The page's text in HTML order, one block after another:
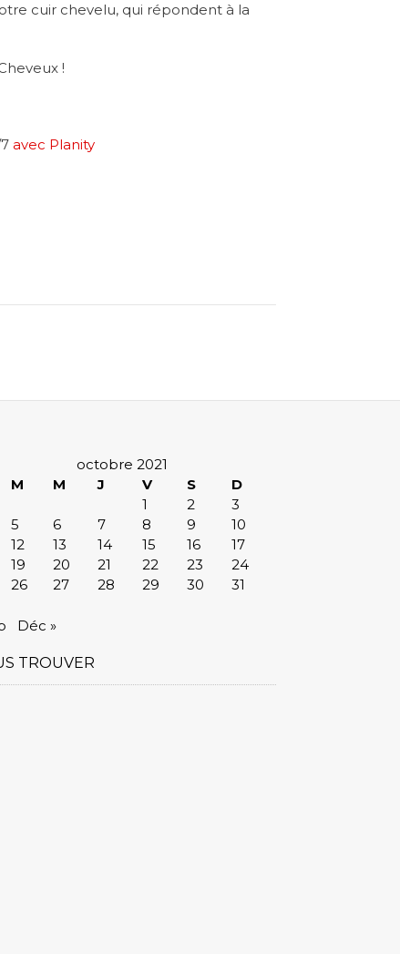
cuir chevelu, qui répondent à la
!
avec Planity
octobre 2021
M M J V S
D
1
2
3
5 6 7 8 9
10
12 13 14 15 16
17
19 20 21 22 23
24
26 27 28 29 30 31
Déc »
TROUVER